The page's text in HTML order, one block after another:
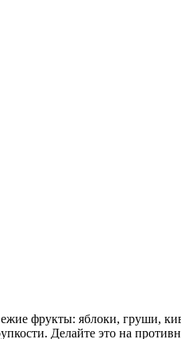
фрукты: яблоки, груши,
Делайте это на